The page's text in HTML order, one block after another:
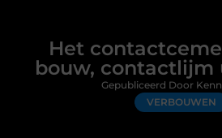
Het
bouw, contactlijm
VERBOUWEN
Gepubliceerd Door